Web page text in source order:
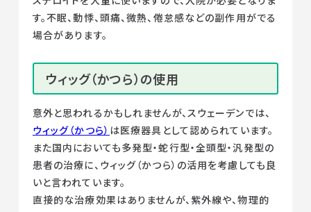
す。不眠、動悸、頭痛、微熱、倦怠感などの副作用がでる
場合があります。
ウィッグ（かつら）の使用
意外と思われるかもしれませんが、スウェーデンでは、
ウィッグ（かつら） は医療器具として認められています。
また国内においても多発型・蛇行型・全頭型・汎発型の
患者の治療に、ウィッグ（かつら）の活用を考慮しても良
いと言われています。
直接的な治療効果はありませんが、紫外線や、物理的